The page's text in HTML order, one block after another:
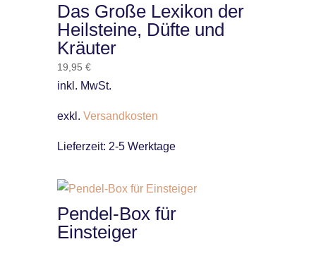
Das Große Lexikon der
Heilsteine, Düfte und
Kräuter
19,95 €
inkl. MwSt.
exkl. Versandkosten
Lieferzeit: 2-5 Werktage
Pendel-Box für
Einsteiger